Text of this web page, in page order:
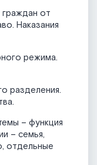
граждан от
Наказания
режима.
разделения.
– функция
– семья,
отдельные